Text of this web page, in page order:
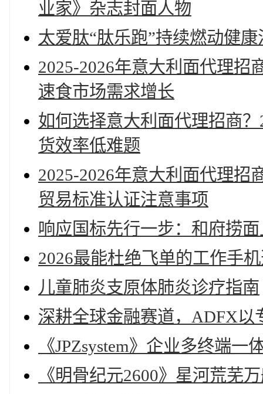
业家》杂志封面人物
太爱肽“肽乐跑”持续燃动健康
2025-2026年意大利面代理招
速食市场需求增长
如何选择意大利面代理招商
货效率低难题
2025-2026年意大利面代理招
贸易标准认证注意事项
响应国标先行一步：和府捞
2026最能杜绝飞单的工作手
儿童肺炎支原体肺炎诊疗指南
深耕全球金融赛道，ADFX以
《JPZsystem》企业多终端一
《明骨纪元2600》星河荒芜